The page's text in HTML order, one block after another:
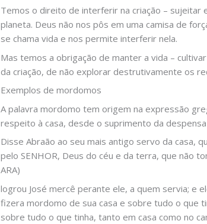
Temos o direito de interferir na criação – sujeitar
planeta. Deus não nos pôs em uma camisa de
se chama vida e nos permite interferir nela.
Mas temos a obrigação de manter a vida –
da criação, de não explorar destrutivamente os
Exemplos de mordomos
A palavra mordomo tem origem na expressão
respeito à casa, desde o suprimento da
Disse Abraão ao seu mais antigo servo da casa,
pelo SENHOR, Deus do céu e da terra, que não
ARA)
logrou José mercê perante ele, a quem servia; e
fizera mordomo de sua casa e sobre tudo o que
sobre tudo o que tinha, tanto em casa como no